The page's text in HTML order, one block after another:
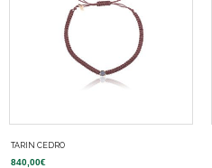
TARIN CEDRO
840,00€